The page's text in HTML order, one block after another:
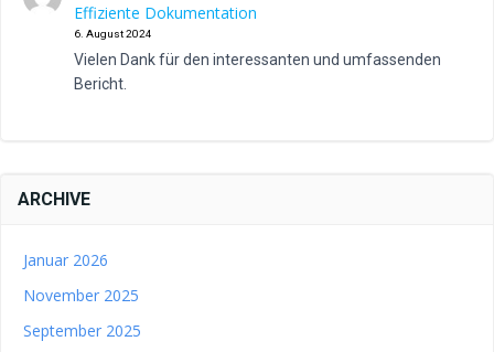
Effiziente Dokumentation
6. August 2024
Vielen Dank für den interessanten und umfassenden
Bericht.
ARCHIVE
Januar 2026
November 2025
September 2025